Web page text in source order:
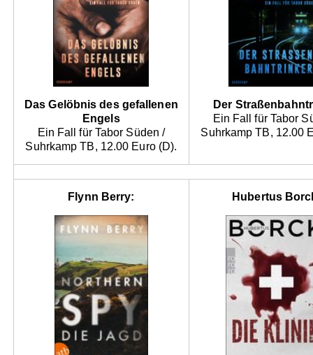
Das Gelöbnis des gefallenen
Engels
Ein Fall für Tabor Süden /
Suhrkamp TB, 12.00 Euro (D).
Der
Ein Fall für Tabor
Suhrkamp TB, 12.00
Flynn Berry: Hubertus